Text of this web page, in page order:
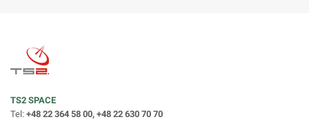
TS2 SPACE
Tel: +48 22 364 58 00, +48 22 630 70 70